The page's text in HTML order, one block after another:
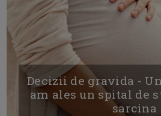
Decizii de gravida -
am ales un spital de
sarcina